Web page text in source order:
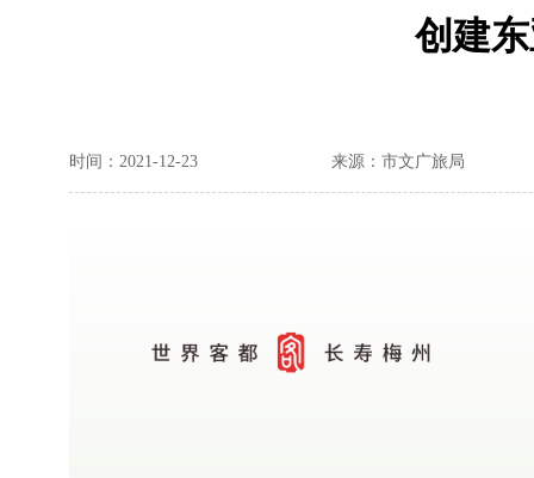
创建
时间：2021-12-23 来源：市文广旅局